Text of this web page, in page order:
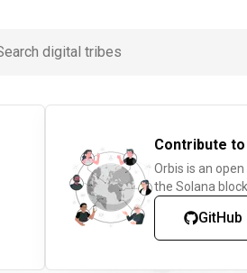
Contribute
Orbis is an
the Solana
GitHub